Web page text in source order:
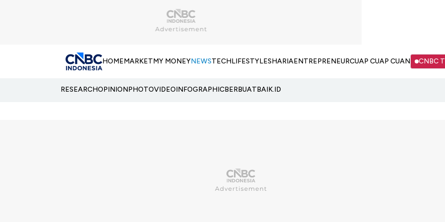
HOMEMARKETMY MONEYNEWSTECHLIFESTYLESHARIAENTREPRENEURCUAP CUAP CUAN CNBC
RESEARCHOPINIONPHOTOVIDEOINFOGRAPHICBERBUATBAIK.ID